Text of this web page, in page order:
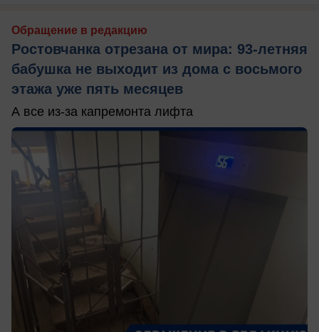
Обращение в редакцию
Ростовчанка отрезана от мира: 93-летняя
бабушка не выходит из дома с восьмого
этажа уже пять месяцев
А все из-за капремонта лифта